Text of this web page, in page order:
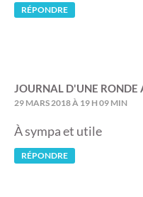
RÉPONDRE
JOURNAL D'UNE RONDE
29 MARS 2018 À 19 H 09 MIN
À sympa et utile
RÉPONDRE